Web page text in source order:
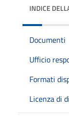
INDICE
Documenti
Ufficio
Formati
Licenza di